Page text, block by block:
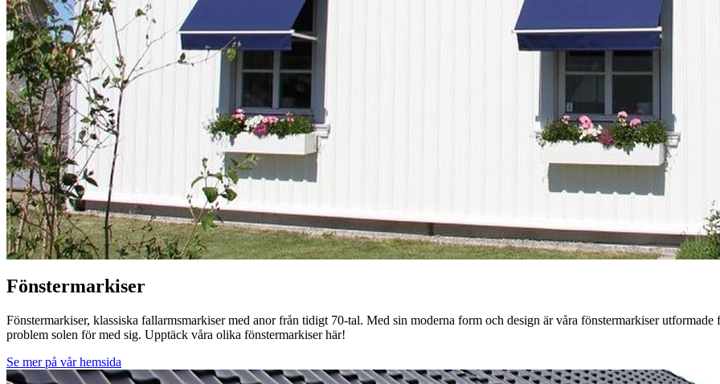
Fönstermarkiser
Fönstermarkiser, klassiska fallarmsmarkiser med anor från tidigt 70-tal. Med sin moderna form och design är våra fönstermarkiser
problem solen för med sig. Upptäck våra olika fönstermarkiser här!
Se mer på vår hemsida